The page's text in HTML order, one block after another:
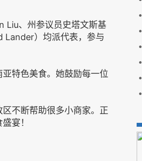
Liu、州参议员史塔文斯基
Lander）均派代表，参与
特色美食。她鼓励每一位
不断帮助很多小商家。正
宴！